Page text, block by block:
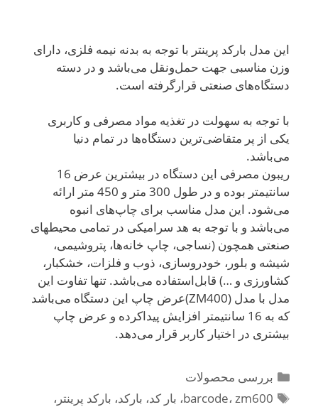
این مدل بارکد پرینتر با توجه به بدنه نیمه فلزی، دارای
وزن مناسبی جهت حمل‌ونقل می‌باشد و در دسته
دستگاه‌های صنعتی قرارگرفته است.
با توجه به سهولت در تغذیه مواد مصرفی و کاربری
یکی از پر متقاضی‌ترین دستگاه‌ها در تمام دنیا
می‌باشد.
ریبون مصرفی این دستگاه در بیشترین عرض 16
سانتیمتر بوده و در طول 300 متر و 450 متر ارائه
می‌شود. این مدل مناسب برای چاپ‌های انبوه
می‌باشد و با توجه به هد سرامیکی در تمامی محیط­های
صنعتی همچون (نساجی، چاپ خانه‌ها، پتروشیمی،
شیشه و بلور، خودروسازی، ذوب و فلزات، خشکبار،
کشاورزی و …) قابل‌استفاده می‌باشد. تنها تفاوت این
مدل با مدل (ZM400)عرض چاپ این دستگاه می‌باشد
که به 16 سانتیمتر افزایش پیداکرده و عرض چاپ
بیشتری در اختیار کاربر قرار می‌دهد.
دسته‌ها
بررسی محصولات
برچسب‌هاbarcode، zm600 ، بار کد، بارکد، بارکد پرینتر ،